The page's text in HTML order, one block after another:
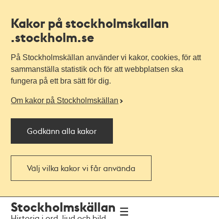
Kakor på stockholmskallan
.stockholm.se
På Stockholmskällan använder vi kakor, cookies, för att
sammanställa statistik och för att webbplatsen ska
fungera på ett bra sätt för dig.
Om kakor på Stockholmskällan
Godkänn alla kakor
Välj vilka kakor vi får använda
navigationen
huvudinnehållet
Stockholmskällan